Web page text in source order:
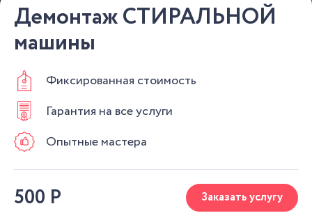
Демонтаж СТИРАЛЬНОЙ
машины
Фиксированная стоимость
Гарантия на все услуги
Опытные мастера
500 Р Заказать услугу